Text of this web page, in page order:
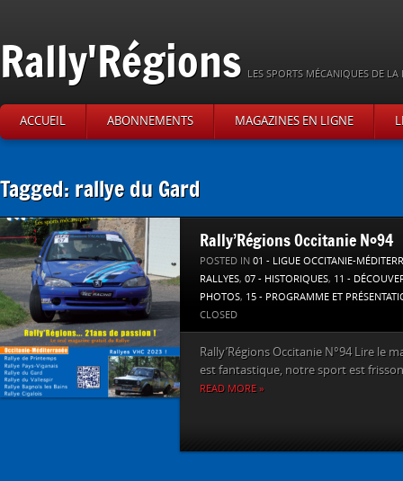
Rally'Régions LES SPORTS MÉCANIQUES DE
ACCUEIL ABONNEMENTS MAGAZINES EN LIGNE
Tagged: rallye du Gard
Rally’Régions Occitanie N°94
POSTED IN 01 - LIGUE OCCITANIE-
RALLYES, 07 - HISTORIQUES, 11 -
PHOTOS, 15 - PROGRAMME ET
CLOSED
Rally’Régions Occitanie N°94 Lire le
est fantastique, notre sport est
READ MORE »